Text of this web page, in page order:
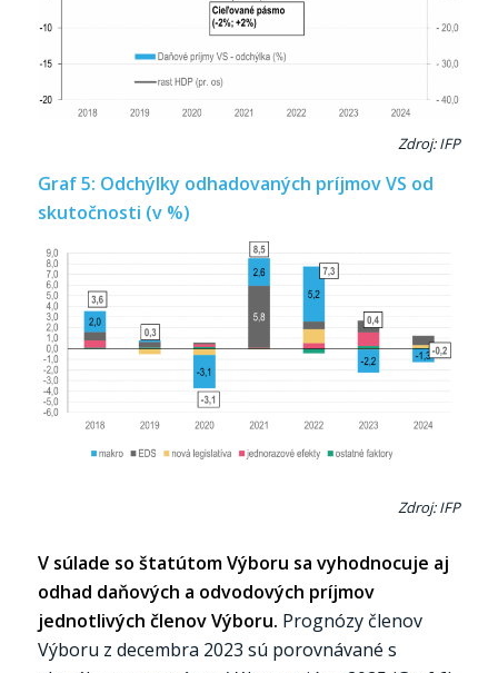
Zdroj: IFP
Graf 5: Odchýlky odhadovaných príjmov VS od
skutočnosti (v %)
Zdroj: IFP
V súlade so štatútom Výboru sa vyhodnocuje aj
odhad daňových a odvodových príjmov
jednotlivých členov Výboru. Prognózy členov
Výboru z decembra 2023 sú porovnávané s